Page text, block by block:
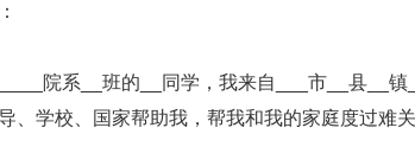
院系__班的__同学，我来自___市__县__
、学校、国家帮助我，帮我和我的家庭度过难